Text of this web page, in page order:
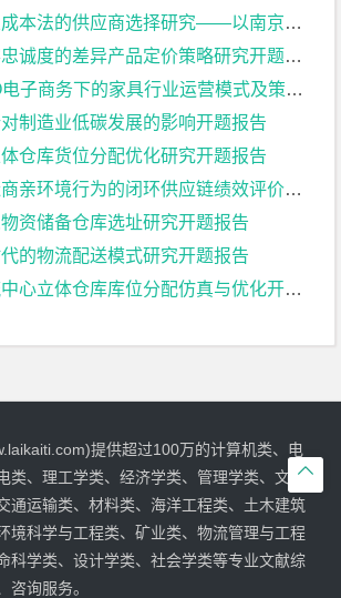
供应商选择研究——以南京日托光伏科技有限公司为例开题报告
诚度的差异产品定价策略研究开题报告
商务下的家具行业运营模式及策略研究开题报告
制造业低碳发展的影响开题报告
仓库货位分配优化研究开题报告
环境行为的闭环供应链绩效评价研究开题报告
资储备仓库选址研究开题报告
的物流配送模式研究开题报告
心立体仓库库位分配仿真与优化开题报告

提供超过100万的计算机类、电
类、理工学类、经济学类、管理学类、文学
通运输类、材料类、海洋工程类、土木建筑
境科学与工程类、矿业类、物流管理与工程
科学类、设计学类、社会学类等专业文献综
咨询服务。